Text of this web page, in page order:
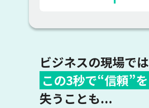
ビジネスの現場では
この3秒で“信頼”を
失うことも...